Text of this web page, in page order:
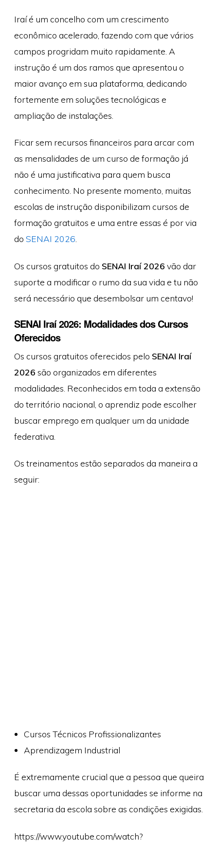
Iraí é um concelho com um crescimento
econômico acelerado, fazendo com que vários
campos progridam muito rapidamente. A
instrução é um dos ramos que apresentou o
maior avanço em sua plataforma, dedicando
fortemente em soluções tecnológicas e
ampliação de instalações.
Ficar sem recursos financeiros para arcar com
as mensalidades de um curso de formação já
não é uma justificativa para quem busca
conhecimento. No presente momento, muitas
escolas de instrução disponibilizam cursos de
formação gratuitos e uma entre essas é por via
do SENAI 2026
Os cursos gratuitos do SENAI Iraí 2026 vão dar
suporte a modificar o rumo da sua vida e tu não
será necessário que desembolsar um centavo!
SENAI Iraí 2026: Modalidades dos Cursos
Oferecidos
Os cursos gratuitos oferecidos pelo SENAI Iraí
2026 são organizados em diferentes
modalidades. Reconhecidos em toda a extensão
do território nacional, o aprendiz pode escolher
buscar emprego em qualquer um da unidade
federativa.
Os treinamentos estão separados da maneira a
seguir:
Cursos Técnicos Profissionalizantes
Aprendizagem Industrial
É extremamente crucial que a pessoa que queira
buscar uma dessas oportunidades se informe na
secretaria da escola sobre as condições exigidas.
https://www.youtube.com/watch?